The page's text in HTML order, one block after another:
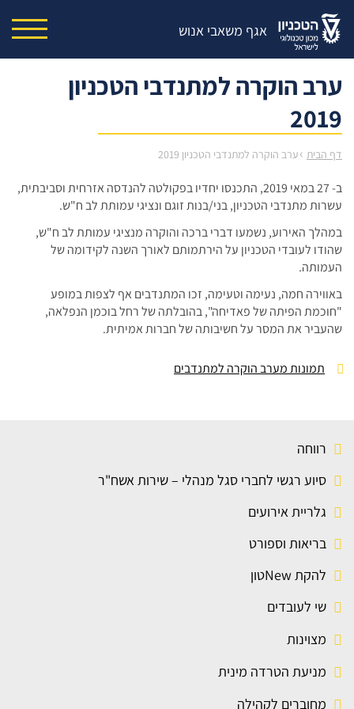
אגף משאבי אנוש
רווחה
סיוע רגשי לחברי סגל מנהלי – שירות אשח"ר
גלריית אירועים
בריאות וספורט
להקת Newטון
שי לעובדים
מצוינות
מניעת הטרדה מינית
מחוברים לקהילה
ערב הוקרה למתנדבי הטכניון
2019
דף הבית ›ערב הוקרה למתנדבי הטכניון 2019
ב- 27 במאי 2019, התכנסו יחדיו בפקולטה להנדסה אזרחית וסביבתית,
עשרות מתנדבי הטכניון, בני/בנות זוגם ונציגי עמותת לב ח"ש.
במהלך האירוע, נשמעו דברי ברכה והוקרה מנציגי עמותת לב ח"ש,
שהודו לעובדי הטכניון על הירתמותם לאורך השנה לקידומה של
העמותה.
באווירה חמה, נעימה וטעימה, זכו המתנדבים אף לצפות במופע
"חוכמת הפיתה של פאדיחה", בהובלתה של רחל בוכמן הנפלאה,
שהעביר את המסר על חשיבותה של חברות אמיתית.
תמונות מערב הוקרה למתנדבים